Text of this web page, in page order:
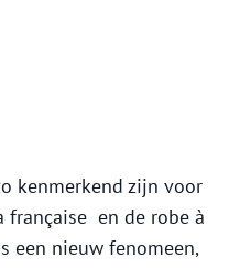
kenmerkend zijn voor
française en de robe à
een nieuw fenomeen,